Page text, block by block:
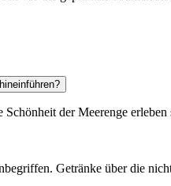
der Meerenge
Getränke über die